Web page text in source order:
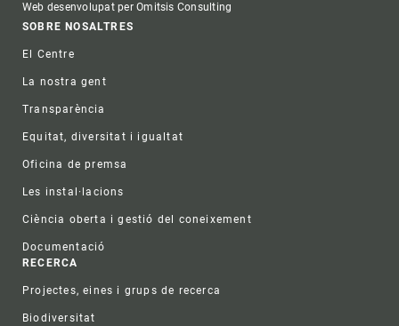
Web desenvolupat per Omitsis Consulting
Footer
SOBRE NOSALTRES
El Centre
La nostra gent
Transparència
Equitat, diversitat i igualtat
Oficina de premsa
Les instal·lacions
Ciència oberta i gestió del coneixement
Documentació
RECERCA
Projectes, eines i grups de recerca
Biodiversitat